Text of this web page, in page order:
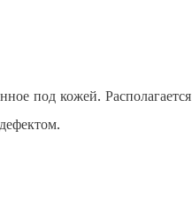
под кожей. Располагается